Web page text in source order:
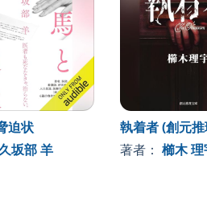
迫状
坂部 羊
執着者 (創元
著者： 櫛木 理